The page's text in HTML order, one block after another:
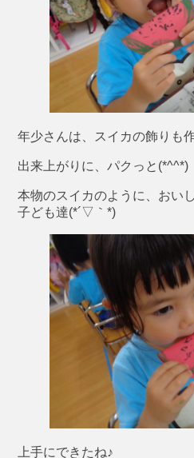
年少さんは、スイカの飾りも
出来上がりに、パクっと(*^^*)
本物のスイカのように、おい
子ども達(*´▽｀*)
上手にできたね♪